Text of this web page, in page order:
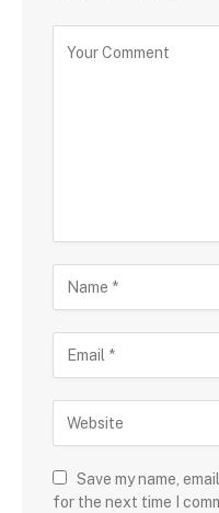
Save my name,
for the next time I